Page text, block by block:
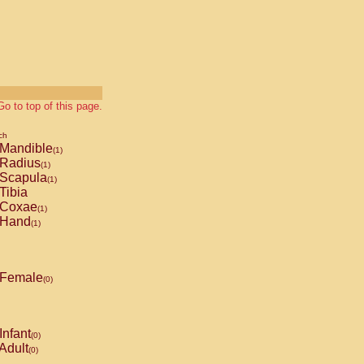
to top of this page.
Mandible(1)
Radius(1)
Scapula(1)
Tibia
Coxae(1)
Hand(1)
Female(0)
Infant(0)
(0)